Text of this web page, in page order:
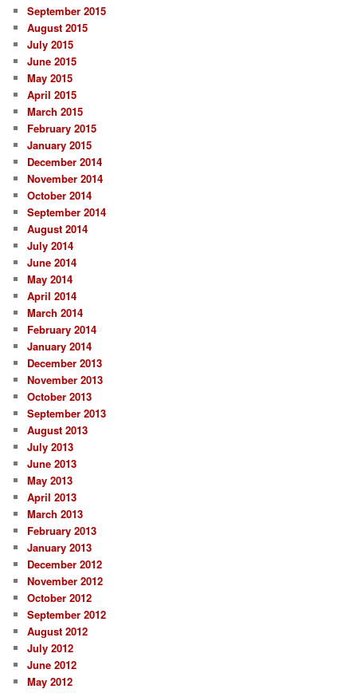
September 2015
August 2015
July 2015
June 2015
May 2015
April 2015
March 2015
February 2015
January 2015
December 2014
November 2014
October 2014
September 2014
August 2014
July 2014
June 2014
May 2014
April 2014
March 2014
February 2014
January 2014
December 2013
November 2013
October 2013
September 2013
August 2013
July 2013
June 2013
May 2013
April 2013
March 2013
February 2013
January 2013
December 2012
November 2012
October 2012
September 2012
August 2012
July 2012
June 2012
May 2012